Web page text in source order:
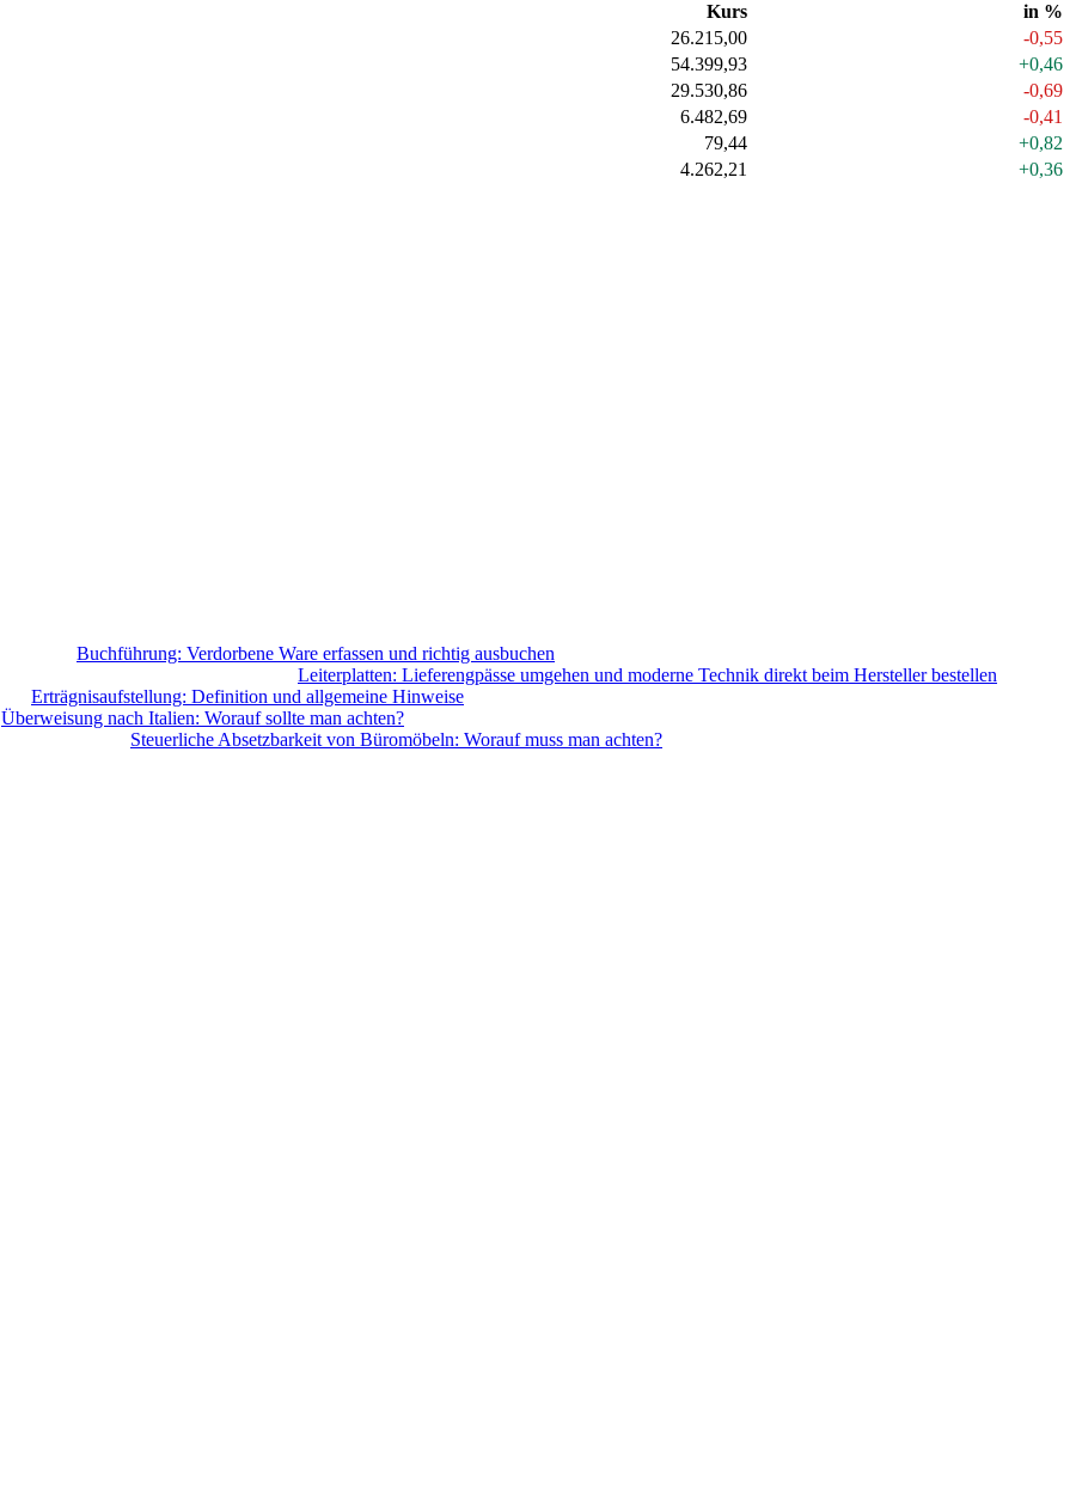
Kurs
in %
26.215,00
-0,55
54.399,93
+0,46
29.530,86
-0,69
6.482,69
-0,41
79,44
+0,82
4.262,21
+0,36
Buchführung: Verdorbene Ware erfassen und richtig ausbuchen
Leiterplatten: Lieferengpässe umgehen und moderne Technik direkt beim Hersteller bestellen
Erträgnisaufstellung: Definition und allgemeine Hinweise
Überweisung nach Italien: Worauf sollte man achten?
Steuerliche Absetzbarkeit von Büromöbeln: Worauf muss man achten?